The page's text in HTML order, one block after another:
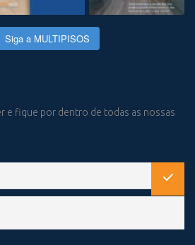
Siga a MULTIPISOS
e fique por dentro de todas as nossas